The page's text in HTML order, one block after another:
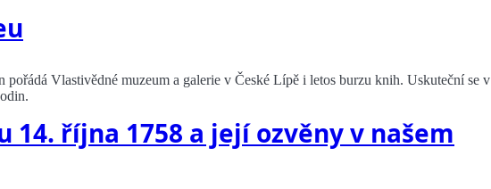
Vlastivědné muzeum a galerie v České Lípě i letos burzu knih. Uskuteční se v
14. října 1758 a její ozvěny v našem